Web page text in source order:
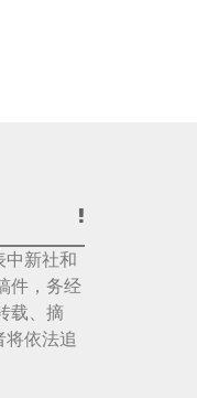
中新社和
件，务经
载、摘
将依法追